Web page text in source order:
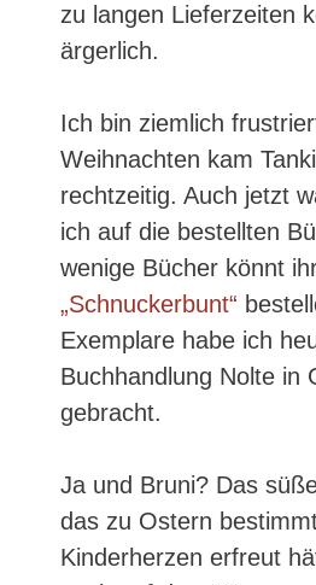
zu langen Lieferzeiten
ärgerlich.
Ich bin ziemlich
Weihnachten kam
rechtzeitig. Auch jetzt
ich auf die bestellten
wenige Bücher könnt
„Schnuckerbunt“
Exemplare habe ich
Buchhandlung Nolte in
gebracht.
Ja und Bruni? Das
das zu Ostern
Kinderherzen erfreut